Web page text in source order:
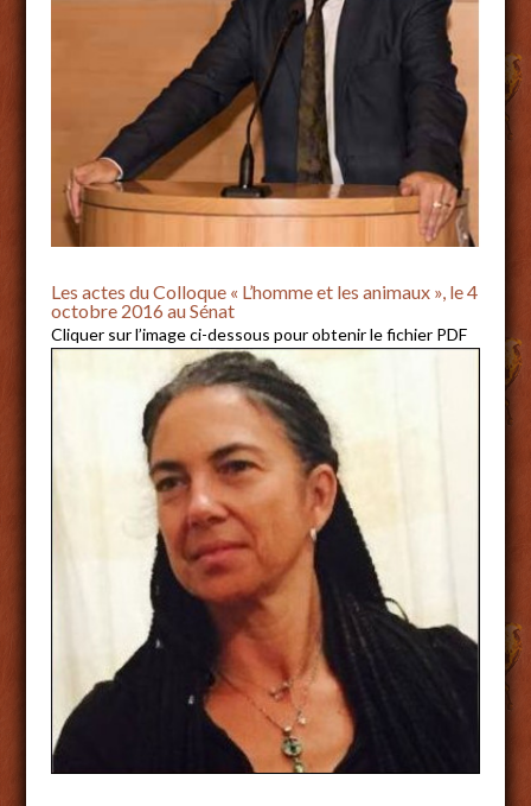
Les actes du Colloque « L’homme et les animaux », le 4
octobre 2016 au Sénat
Cliquer sur l’image ci-dessous pour obtenir le fichier PDF